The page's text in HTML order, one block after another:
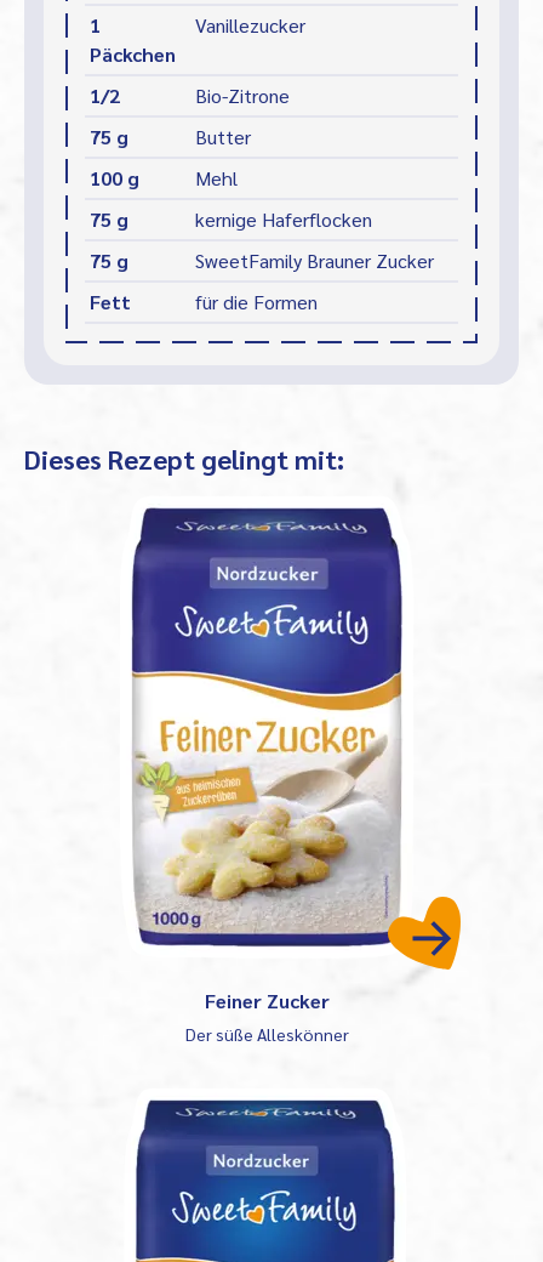
1
Päckchen
Vanillezucker
1/2
Bio-Zitrone
75 g
Butter
100 g
Mehl
75 g
kernige Haferflocken
75 g
SweetFamily Brauner Zucker
Fett
für die Formen
Dieses Rezept gelingt mit:
Feiner Zucker
Der süße Alleskönner